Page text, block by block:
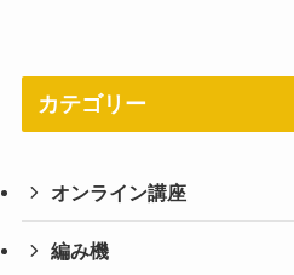
カテゴリー
オンライン講座
編み機